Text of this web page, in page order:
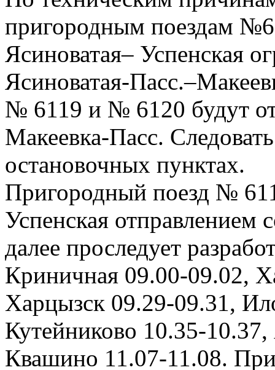
пригородным поездам
Ясиноватая– Успенская
Ясиноватая-
№ 6119 и № 6120 будут
Макеевка-Пасс.
остановочных пунктах.
Пригородный поезд №
Успенская отправлением
далее проследует
Криничная 09.00-09.02,
Харцызск 09.29-09.31,
Кутейниково 10.35-
Квашино 11.07-11.08.